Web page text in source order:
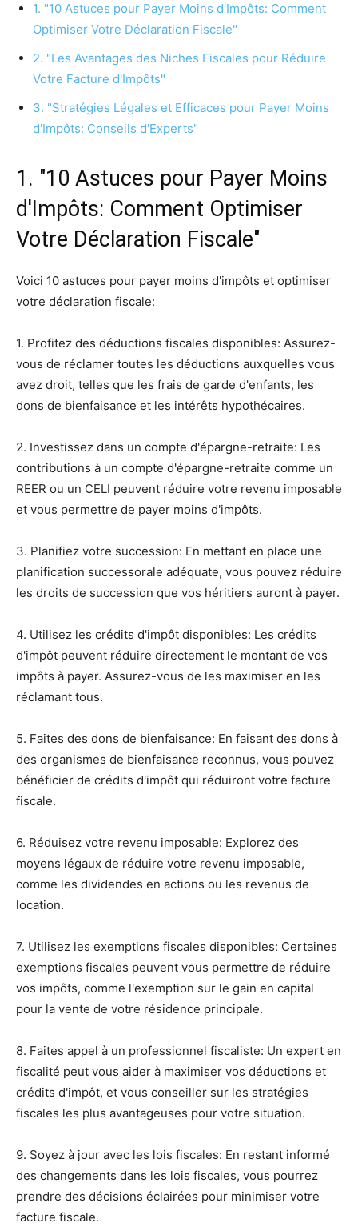
1. "10 Astuces pour Payer Moins d'Impôts: Comment
Optimiser Votre Déclaration Fiscale"
2. "Les Avantages des Niches Fiscales pour Réduire
Votre Facture d'Impôts"
3. "Stratégies Légales et Efficaces pour Payer Moins
d'Impôts: Conseils d'Experts"
1. "10 Astuces pour Payer Moins
d'Impôts: Comment Optimiser
Votre Déclaration Fiscale"
Voici 10 astuces pour payer moins d'impôts et optimiser
votre déclaration fiscale:
1. Profitez des déductions fiscales disponibles: Assurez-
vous de réclamer toutes les déductions auxquelles vous
avez droit, telles que les frais de garde d'enfants, les
dons de bienfaisance et les intérêts hypothécaires.
2. Investissez dans un compte d'épargne-retraite: Les
contributions à un compte d'épargne-retraite comme un
REER ou un CELI peuvent réduire votre revenu imposable
et vous permettre de payer moins d'impôts.
3. Planifiez votre succession: En mettant en place une
planification successorale adéquate, vous pouvez réduire
les droits de succession que vos héritiers auront à payer.
4. Utilisez les crédits d'impôt disponibles: Les crédits
d'impôt peuvent réduire directement le montant de vos
impôts à payer. Assurez-vous de les maximiser en les
réclamant tous.
5. Faites des dons de bienfaisance: En faisant des dons à
des organismes de bienfaisance reconnus, vous pouvez
bénéficier de crédits d'impôt qui réduiront votre facture
fiscale.
6. Réduisez votre revenu imposable: Explorez des
moyens légaux de réduire votre revenu imposable,
comme les dividendes en actions ou les revenus de
location.
7. Utilisez les exemptions fiscales disponibles: Certaines
exemptions fiscales peuvent vous permettre de réduire
vos impôts, comme l'exemption sur le gain en capital
pour la vente de votre résidence principale.
8. Faites appel à un professionnel fiscaliste: Un expert en
fiscalité peut vous aider à maximiser vos déductions et
crédits d'impôt, et vous conseiller sur les stratégies
fiscales les plus avantageuses pour votre situation.
9. Soyez à jour avec les lois fiscales: En restant informé
des changements dans les lois fiscales, vous pourrez
prendre des décisions éclairées pour minimiser votre
facture fiscale.